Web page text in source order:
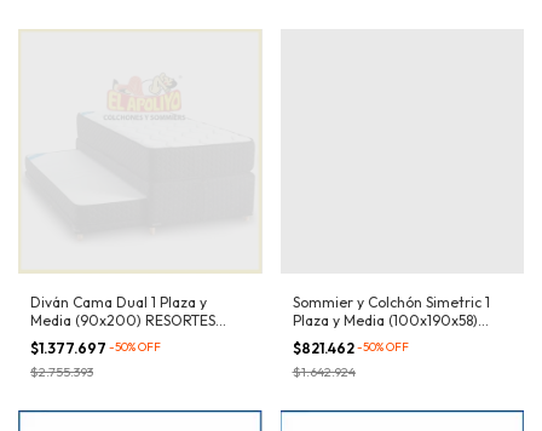
Diván Cama Dual 1 Plaza y
Media (90x200) RESORTES
Bonell
$1.377.697 -50%OFF
$2.755.393
Sommier y Colchón Simetric 1
Plaza y Media (100x190x58)
RESORTES Bicónicos
$821.462-50%OFF
$1.642.924